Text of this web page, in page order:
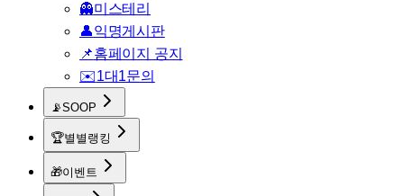
👻미스테리
👤익명게시판
📌홈페이지 공지
✉️1대1문의
📡SOOP
🏆별별랭킹
🎁이벤트